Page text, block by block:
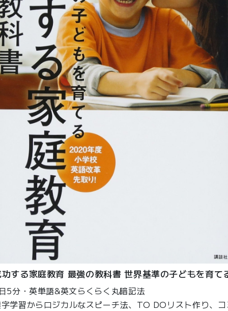
する家庭教育 最強の教科書 世界基準の子どもを育て
5分・英単語&英文らくらく丸暗記法
学習からロジカルなスピーチ法、TO DOリスト作り、